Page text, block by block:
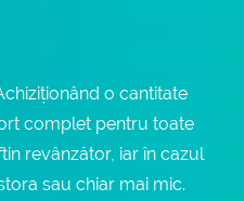
o cantitate
complet pentru toate
revânzător, iar în cazul
sau chiar mai mic.